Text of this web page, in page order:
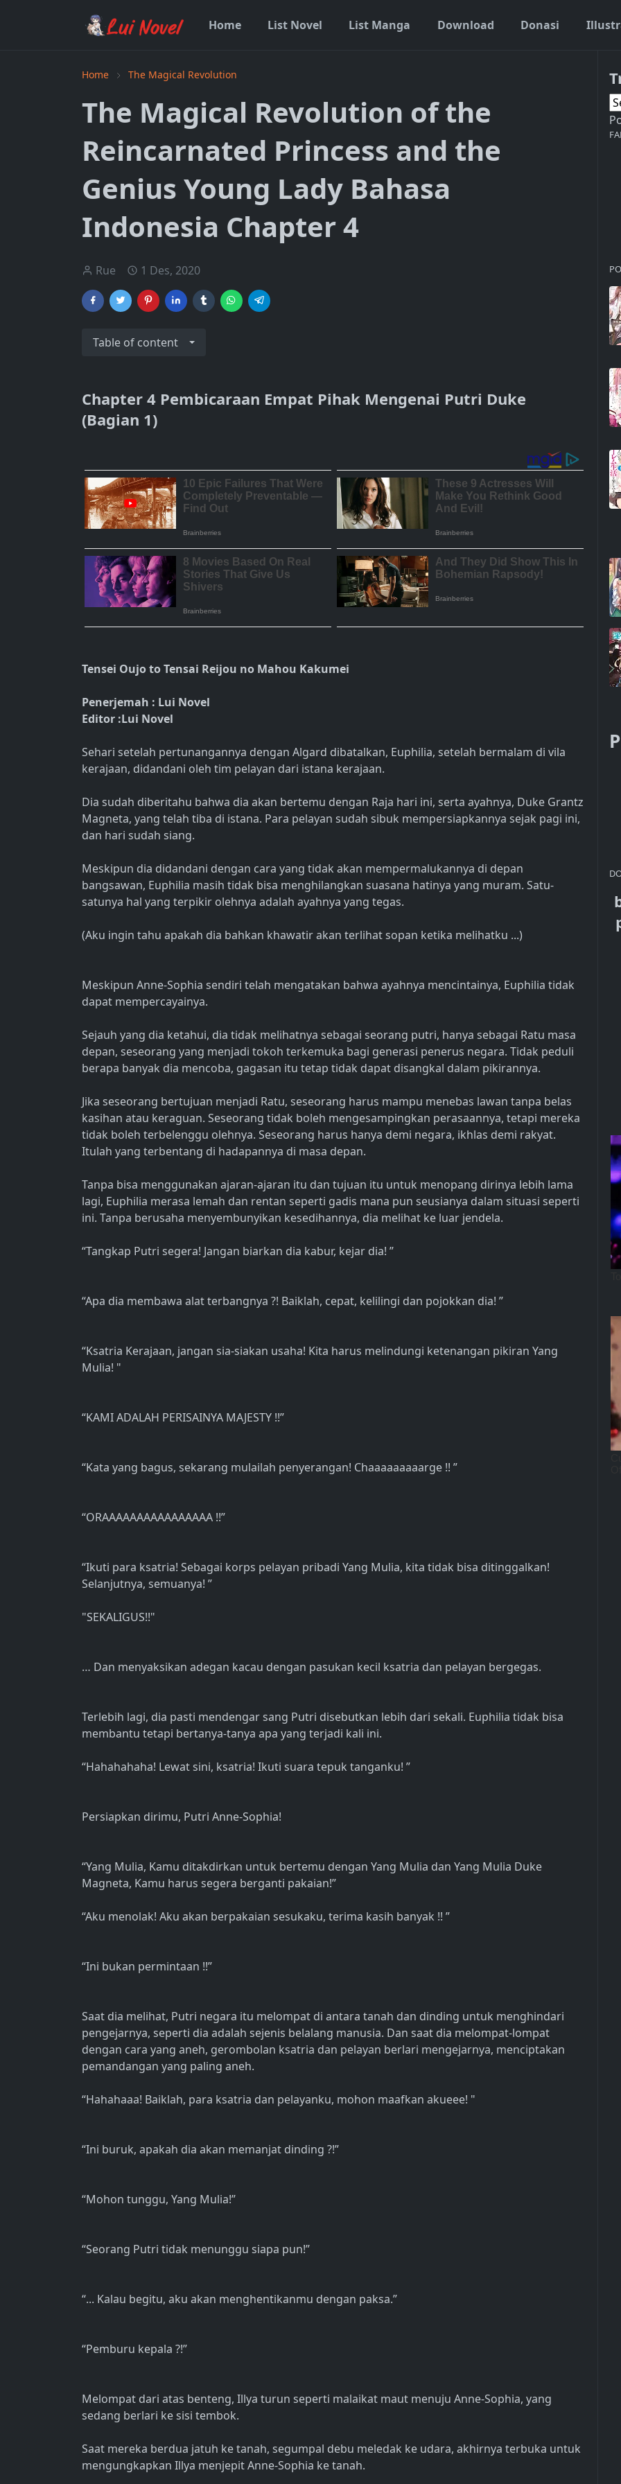
Home List Novel List Manga Download Donasi
Home The Magical Revolution
The Magical Revolution of the
Reincarnated Princess and the
Genius Young Lady Bahasa
Indonesia Chapter 4
Rue 1 Des, 2020
Table of content
Chapter 4 Pembicaraan Empat Pihak Mengenai Putri Duke
(Bagian 1)
Tensei Oujo to Tensai Reijou no Mahou Kakumei
Penerjemah : Lui Novel
Editor :Lui Novel
Sehari setelah pertunangannya dengan Algard dibatalkan, Euphilia, setelah bermalam di vila
kerajaan, didandani oleh tim pelayan dari istana kerajaan.
Dia sudah diberitahu bahwa dia akan bertemu dengan Raja hari ini, serta ayahnya, Duke Grantz
Magneta, yang telah tiba di istana. Para pelayan sudah sibuk mempersiapkannya sejak pagi ini,
dan hari sudah siang.
Meskipun dia didandani dengan cara yang tidak akan mempermalukannya di depan
bangsawan, Euphilia masih tidak bisa menghilangkan suasana hatinya yang muram. Satu-
satunya hal yang terpikir olehnya adalah ayahnya yang tegas.
(Aku ingin tahu apakah dia bahkan khawatir akan terlihat sopan ketika melihatku ...)
Meskipun Anne-Sophia sendiri telah mengatakan bahwa ayahnya mencintainya, Euphilia tidak
dapat mempercayainya.
Sejauh yang dia ketahui, dia tidak melihatnya sebagai seorang putri, hanya sebagai Ratu masa
depan, seseorang yang menjadi tokoh terkemuka bagi generasi penerus negara. Tidak peduli
berapa banyak dia mencoba, gagasan itu tetap tidak dapat disangkal dalam pikirannya.
Jika seseorang bertujuan menjadi Ratu, seseorang harus mampu menebas lawan tanpa belas
kasihan atau keraguan. Seseorang tidak boleh mengesampingkan perasaannya, tetapi mereka
tidak boleh terbelenggu olehnya. Seseorang harus hanya demi negara, ikhlas demi rakyat.
Itulah yang terbentang di hadapannya di masa depan.
Tanpa bisa menggunakan ajaran-ajaran itu dan tujuan itu untuk menopang dirinya lebih lama
lagi, Euphilia merasa lemah dan rentan seperti gadis mana pun seusianya dalam situasi seperti
ini. Tanpa berusaha menyembunyikan kesedihannya, dia melihat ke luar jendela.
“Tangkap Putri segera! Jangan biarkan dia kabur, kejar dia! ”
“Apa dia membawa alat terbangnya ?! Baiklah, cepat, kelilingi dan pojokkan dia! ”
“Ksatria Kerajaan, jangan sia-siakan usaha! Kita harus melindungi ketenangan pikiran Yang
Mulia! "
“KAMI ADALAH PERISAINYA MAJESTY !!”
“Kata yang bagus, sekarang mulailah penyerangan! Chaaaaaaaaarge !! ”
“ORAAAAAAAAAAAAAAAA !!”
“Ikuti para ksatria! Sebagai korps pelayan pribadi Yang Mulia, kita tidak bisa ditinggalkan!
Selanjutnya, semuanya! ”
"SEKALIGUS!!"
… Dan menyaksikan adegan kacau dengan pasukan kecil ksatria dan pelayan bergegas.
Terlebih lagi, dia pasti mendengar sang Putri disebutkan lebih dari sekali. Euphilia tidak bisa
membantu tetapi bertanya-tanya apa yang terjadi kali ini.
“Hahahahaha! Lewat sini, ksatria! Ikuti suara tepuk tanganku! ”
Persiapkan dirimu, Putri Anne-Sophia!
“Yang Mulia, Kamu ditakdirkan untuk bertemu dengan Yang Mulia dan Yang Mulia Duke
Magneta, Kamu harus segera berganti pakaian!”
“Aku menolak! Aku akan berpakaian sesukaku, terima kasih banyak !! ”
“Ini bukan permintaan !!”
Saat dia melihat, Putri negara itu melompat di antara tanah dan dinding untuk menghindari
pengejarnya, seperti dia adalah sejenis belalang manusia. Dan saat dia melompat-lompat
dengan cara yang aneh, gerombolan ksatria dan pelayan berlari mengejarnya, menciptakan
pemandangan yang paling aneh.
“Hahahaaa! Baiklah, para ksatria dan pelayanku, mohon maafkan akueee! "
“Ini buruk, apakah dia akan memanjat dinding ?!”
“Mohon tunggu, Yang Mulia!”
“Seorang Putri tidak menunggu siapa pun!”
“... Kalau begitu, aku akan menghentikanmu dengan paksa.”
“Pemburu kepala ?!”
Melompat dari atas benteng, Illya turun seperti malaikat maut menuju Anne-Sophia, yang
sedang berlari ke sisi tembok.
Saat mereka berdua jatuh ke tanah, segumpal debu meledak ke udara, akhirnya terbuka untuk
mengungkapkan Illya menjepit Anne-Sophia ke tanah.